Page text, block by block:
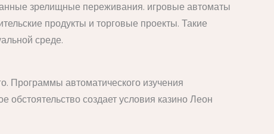
зрелищные переживания. игровые автоматы
продукты и торговые проекты. Такие
среде.
Программы автоматического изучения
создает условия казино Леон